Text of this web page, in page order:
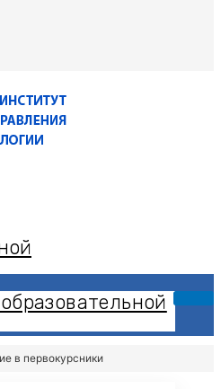
в первокурсники